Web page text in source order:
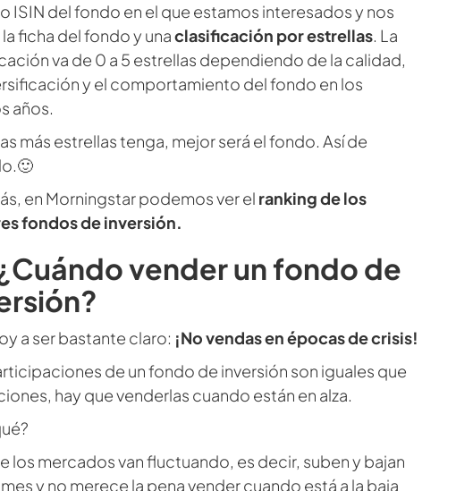
ISIN del fondo en el que estamos interesados y nos
ficha del fondo y unaclasificación por estrellas. La
va de 0 a 5 estrellas dependiendo de la calidad,
y el comportamiento del fondo en los
años.
más estrellas tenga, mejor será el fondo. Así de
en Morningstar podemos ver el ranking de los
fondos de inversión.
vender un fondo de
a ser bastante claro: ¡No vendas en épocas de crisis!
de un fondo de inversión son iguales que
hay que venderlas cuando están en alza.
los mercados van fluctuando, es decir, suben y bajan
y no merece la pena vender cuando está a la baja